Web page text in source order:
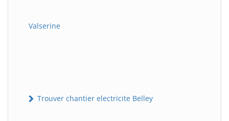
Valserine
Trouver chantier electricite Belley